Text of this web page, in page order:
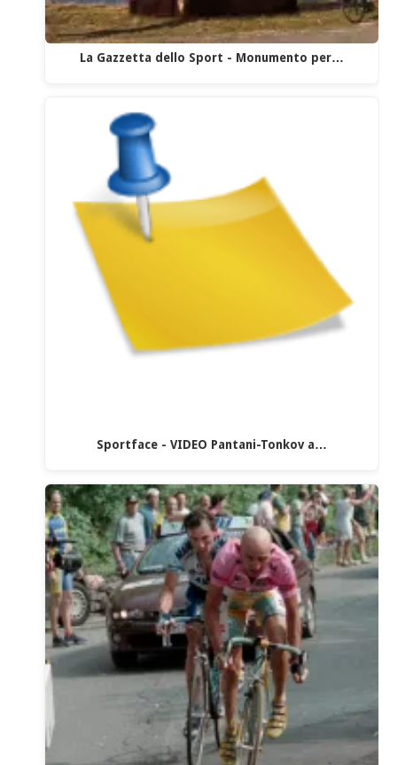
La Gazzetta dello Sport - Monumento per…
Sportface - VIDEO Pantani-Tonkov a…